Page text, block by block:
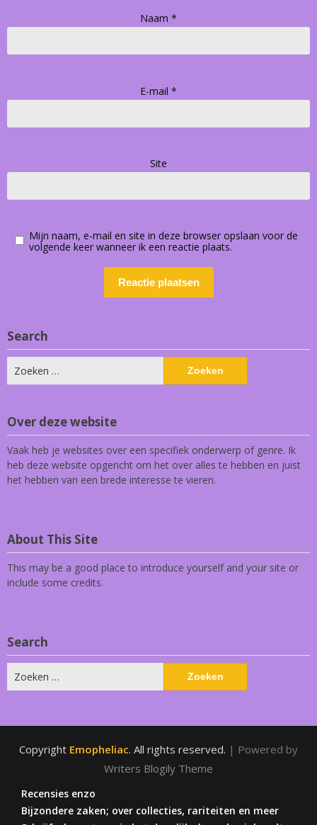
Naam *
E-mail *
Site
Mijn naam, e-mail en site in deze browser opslaan voor de
volgende keer wanneer ik een reactie plaats.
Search
Zoeken
naar:
Over deze website
Vaak heb je websites over een specifiek onderwerp of genre. Ik
heb deze website opgericht om het over alles te hebben en juist
het hebben van een brede interesse te vieren.
About This Site
This may be a good place to introduce yourself and your site or
include some credits.
Search
Zoeken
naar:
Copyright Emopheliac. All rights reserved. | Powered by
Writers Blogily Theme
Recensies enzo
Bijzondere zaken; over collecties, rariteiten en meer